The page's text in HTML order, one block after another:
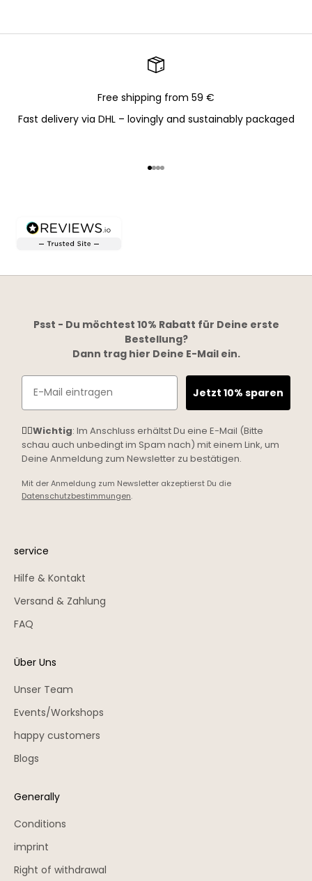
Free shipping from 59 €
Fast delivery via DHL – lovingly and sustainably packaged
Go to item 1
Go to item 2
Go to item 3
Go to item 4
Psst - Du möchtest 10% Rabatt für Deine erste
Bestellung?
Dann trag hier Deine E-Mail ein.
Email
Jetzt 10% sparen
☝🏼Wichtig: Im Anschluss erhältst Du eine E-Mail (Bitte
schau auch unbedingt im Spam nach) mit einem Link, um
Deine Anmeldung zum Newsletter zu bestätigen.
Mit der Anmeldung zum Newsletter akzeptierst Du die
Datenschutzbestimmungen.
service
Hilfe & Kontakt
Versand & Zahlung
FAQ
Über Uns
Unser Team
Events/Workshops
happy customers
Blogs
Generally
Conditions
imprint
Right of withdrawal